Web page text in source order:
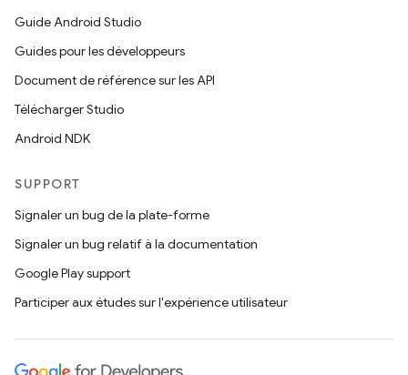
Guide Android Studio
Guides pour les développeurs
Document de référence sur les API
Télécharger Studio
Android NDK
SUPPORT
Signaler un bug de la plate-forme
Signaler un bug relatif à la documentation
Google Play support
Participer aux études sur l'expérience utilisateur